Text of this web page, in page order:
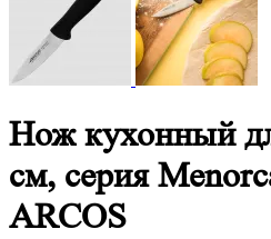
Нож кухонный
см, серия
ARCOS